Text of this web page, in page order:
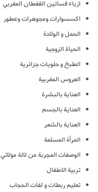
ازياء فساتين القفطان المغربي
اكسسوارات ومجوهرات وعطور
الحمل و الولادة
الحياة الزوجية
الطبخ و حلويات جزائرية
العروس المغربية
العناية بالبشرة
العناية بالجسم
العناية بالشعر
المرأة المسلمة
الوصفات المجربة من لالة مولاتي
تربية الاطفال
تعليم ربطات و لفات الحجاب